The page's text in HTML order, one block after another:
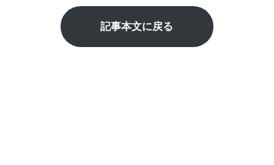
記事本文に戻る